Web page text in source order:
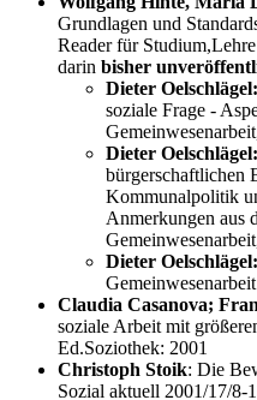
Grundlagen und
Reader für
darin bisher
Dieter Oelschlägel:
soziale Frage -
Dieter Oelschlägel:
bürgerschaftlichen
Kommunalpolitik
Anmerkungen aus
Dieter Oelschlägel:
Claudia Casanova;
soziale Arbeit mit
Ed.Soziothek: 2001
Christoph Stoik: Die
Sozial aktuell 2001/17/8-